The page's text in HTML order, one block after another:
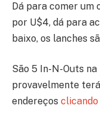
Dá para comer
por U$4, dá para
baixo, os lanches
São 5 In-N-Outs
provavelmente
endereços clicando